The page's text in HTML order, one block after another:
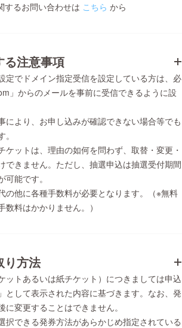
するお問い合わせは こちら から
る注意事項
定でドメイン指定受信を設定している方は、必
」からのメールを事前に受信できるように設
により、お申し込みが確認できない場合等でも
ケットは、理由の如何を問わず、取替・変更・
できません。ただし、抽選申込は抽選受付期間
能です。
の他に各種手数料が必要となります。（※無料
料はかかりません。）
り方法
ットあるいは紙チケット）につきましては申込
として表示された内容に基づきます。なお、発
に変更することはできません。
択できる発券方法があらかじめ指定されている